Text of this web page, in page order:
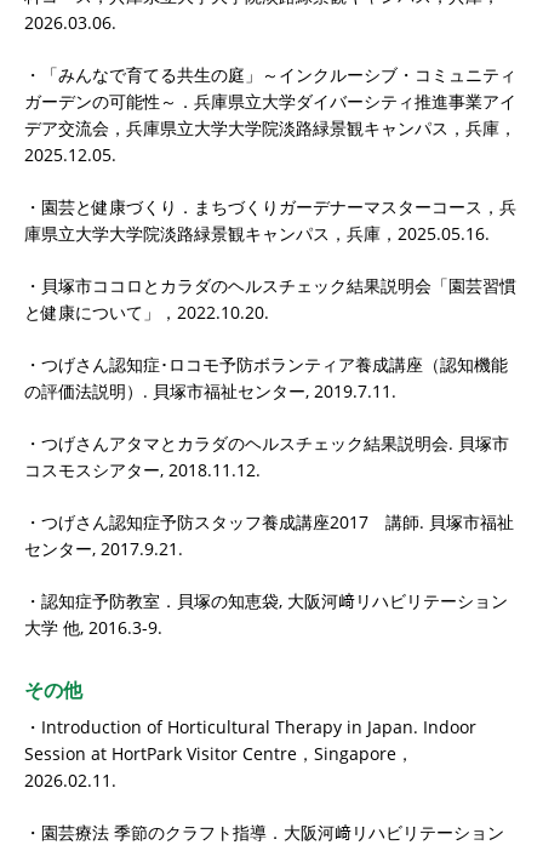
2026.03.06.
・「みんなで育てる共生の庭」～インクルーシブ・コミュニティ
ガーデンの可能性～．兵庫県立大学ダイバーシティ推進事業アイ
デア交流会，兵庫県立大学大学院淡路緑景観キャンパス，兵庫，
2025.12.05.
・園芸と健康づくり．まちづくりガーデナーマスターコース，兵
庫県立大学大学院淡路緑景観キャンパス，兵庫，2025.05.16.
・貝塚市ココロとカラダのヘルスチェック結果説明会「園芸習慣
と健康について」，2022.10.20.
・つげさん認知症･ロコモ予防ボランティア養成講座（認知機能
の評価法説明）. 貝塚市福祉センター, 2019.7.11.
・つげさんアタマとカラダのヘルスチェック結果説明会. 貝塚市
コスモスシアター, 2018.11.12.
・つげさん認知症予防スタッフ養成講座2017 講師. 貝塚市福祉
センター, 2017.9.21.
・認知症予防教室．貝塚の知恵袋, 大阪河﨑リハビリテーション
大学 他, 2016.3-9.
その他
・Introduction of Horticultural Therapy in Japan. Indoor
Session at HortPark Visitor Centre，Singapore，
2026.02.11.
・園芸療法 季節のクラフト指導．大阪河﨑リハビリテーション